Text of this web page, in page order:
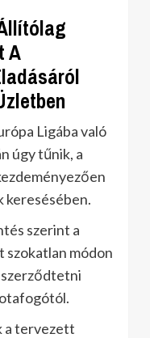
A
Ligába való
úgy tűnik, a
keresésében.
szerint a
szokatlan módon
a tervezett